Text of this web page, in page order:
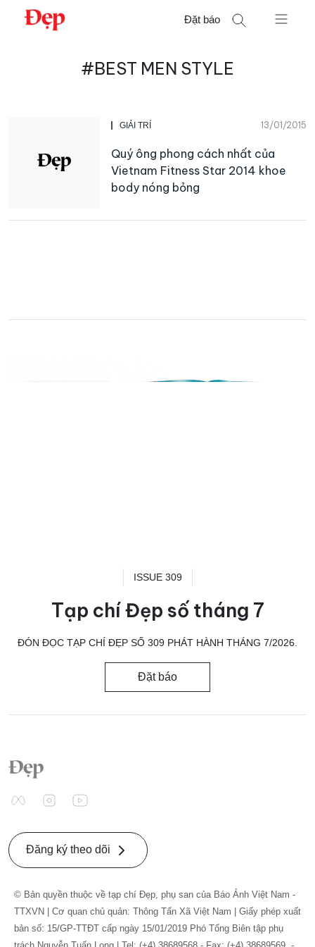
Chuyển
Đặt báo
#BEST MEN STYLE
GIẢI TRÍ 13/01/2015
Quý ông phong cách nhất của
Vietnam Fitness Star 2014 khoe
body nóng bỏng
ISSUE 309
Tạp chí Đẹp số tháng 7
ĐÓN ĐỌC TẠP CHÍ ĐẸP SỐ 309 PHÁT HÀNH THÁNG 7/2026.
Đặt báo
Đăng ký theo dõi
© Bản quyền thuộc về tạp chí Đẹp, phụ san của Báo Ảnh Việt Nam -
TTXVN | Cơ quan chủ quản: Thông Tấn Xã Việt Nam | Giấy phép xuất
bản số: 15/GP-TTĐT cấp ngày 15/01/2019 Phó Tổng Biên tập phụ